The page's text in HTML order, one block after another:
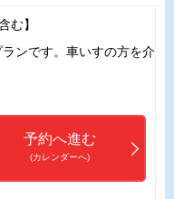
む】
ンです。車いすの方を介
予約へ進む
(カレンダーへ)